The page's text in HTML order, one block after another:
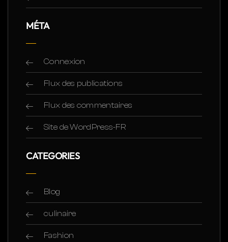
MÉTA
Connexion
Flux des publications
Flux des commentaires
Site de WordPress-FR
CATEGORIES
Blog
culinaire
Fashion